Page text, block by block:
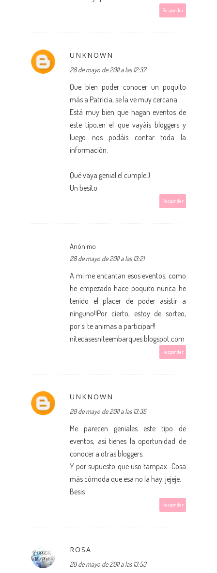
Responder
UNKNOWN
28 de mayo de 2011 a las 12:37
Que bien poder conocer un poquito
más a Patricia, se la ve muy cercana.
Está muy bien que hagan eventos de
este tipo,en el que vayáis bloggers y
luego nos podáis contar toda la
información.
Qué vaya genial el cumple;)
Un besito
Responder
Anónimo
28 de mayo de 2011 a las 13:21
A mi me encantan esos eventos, como
he empezado hace poquito nunca he
tenido el placer de poder asistir a
ninguno!!Por cierto, estoy de sorteo,
por si te animas a participar!!
nitecasesniteembarques.blogspot.com
Responder
UNKNOWN
28 de mayo de 2011 a las 13:35
Me parecen geniales este tipo de
eventos, así tienes la oportunidad de
conocer a otras bloggers.
Y por supuesto que uso tampax...Cosa
más cómoda que esa no la hay, jejeje.
Besis
Responder
ROSA
28 de mayo de 2011 a las 13:53